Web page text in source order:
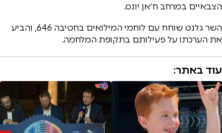
הצבאיים במרחב ח׳אן יונס.
השר גלנט שוחח עם לוחמי המילואים בחטיבה 646, והביע
את הערכתו על פעילותם בתקופת המלחמה.
עוד באתר: